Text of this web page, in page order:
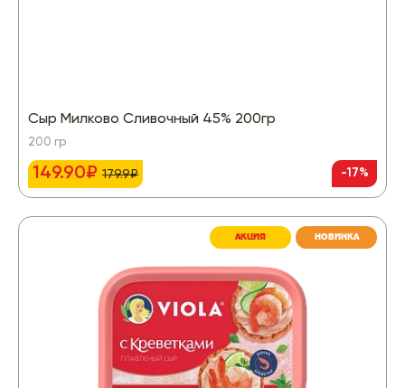
Сыр Милково Сливочный 45% 200гр
200 гр
149.90₽ 179.9₽ -17%
АКЦИЯ НОВИНКА